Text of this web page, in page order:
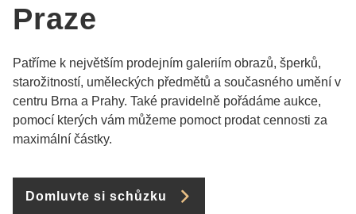
Praze
Patříme k největším prodejním galeriím obrazů, šperků,
starožitností, uměleckých předmětů a současného umění v
centru Brna a Prahy. Také pravidelně pořádáme aukce,
pomocí kterých vám můžeme pomoct prodat cennosti za
maximální částky.
Domluvte si schůzku